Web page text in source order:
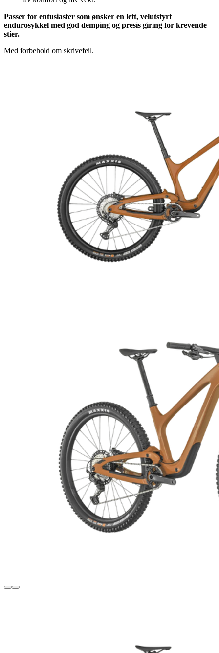
Passer for entusiaster som ønsker en lett, velutstyrt
endurosykkel med god demping og presis giring for krevende
stier.
Med forbehold om skrivefeil.